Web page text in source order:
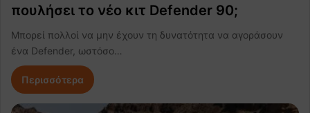
πουλήσει το νέο κιτ Defender 90;
Μπορεί πολλοί να μην έχουν τη δυνατότητα να αγοράσουν
ένα Defender, ωστόσο…
Περισσότερα